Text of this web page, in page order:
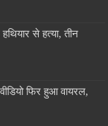
से हत्या, तीन
फिर हुआ वायरल,